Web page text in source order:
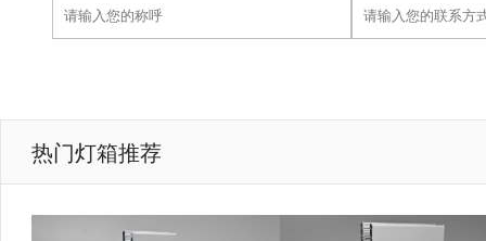
热门灯箱推荐